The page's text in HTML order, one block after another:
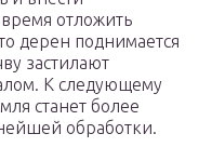
отложить
дерен поднимается
застилают
К следующему
станет более
обработки.